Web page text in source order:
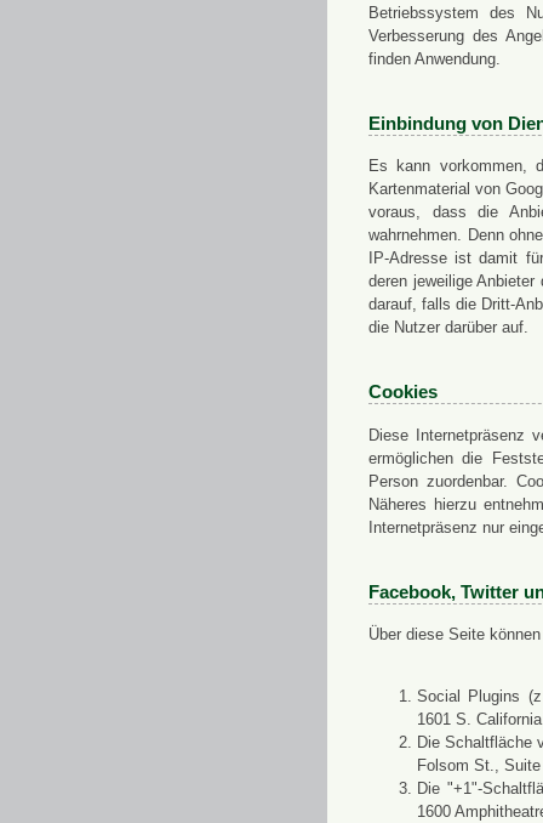
Betriebssystem des
Verbesserung des
finden Anwendung.
Einbindung von
Es kann vorkommen,
Kartenmaterial von
voraus, dass die
wahrnehmen. Denn
IP-Adresse ist damit
deren jeweilige
darauf, falls die Dritt-
die Nutzer darüber auf.
Cookies
Diese Internetpräsenz
ermöglichen die
Person zuordenbar.
Näheres hierzu
Internetpräsenz nur
Facebook, Twitter
Über diese Seite
Social Plugins
1601 S.
Die Schaltfläche
Folsom St.,
Die "+1"-
1600